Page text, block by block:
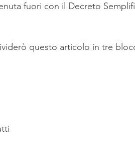
fuori con il Decreto
questo articolo in tre